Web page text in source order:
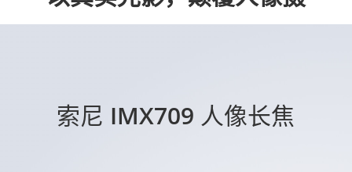
索尼 IMX709 人像长焦